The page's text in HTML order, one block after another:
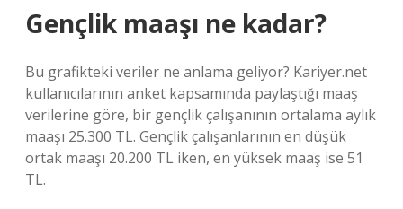
Gençlik maaşı ne kadar?
Bu grafikteki veriler ne anlama geliyor? Kariyer.net
kullanıcılarının anket kapsamında paylaştığı maaş
verilerine göre, bir gençlik çalışanının ortalama aylık
maaşı 25.300 TL. Gençlik çalışanlarının en düşük
ortak maaşı 20.200 TL iken, en yüksek maaş ise 51
TL.